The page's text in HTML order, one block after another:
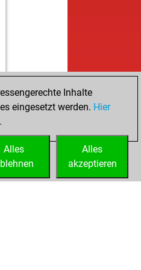
Inhalte
eingesetzt werden. Hier
.
Alles
akzeptieren
Alles